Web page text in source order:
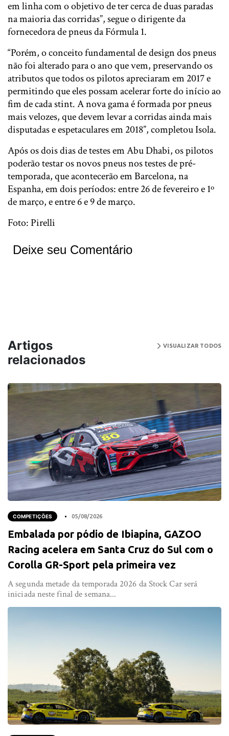
em linha com o objetivo de ter cerca de duas paradas
na maioria das corridas”, segue o dirigente da
fornecedora de pneus da Fórmula 1.
“Porém, o conceito fundamental de design dos pneus
não foi alterado para o ano que vem, preservando os
atributos que todos os pilotos apreciaram em 2017 e
permitindo que eles possam acelerar forte do início ao
fim de cada stint. A nova gama é formada por pneus
mais velozes, que devem levar a corridas ainda mais
disputadas e espetaculares em 2018”, completou Isola.
Após os dois dias de testes em Abu Dhabi, os pilotos
poderão testar os novos pneus nos testes de pré-
temporada, que acontecerão em Barcelona, na
Espanha, em dois períodos: entre 26 de fevereiro e 1º
de março, e entre 6 e 9 de março.
Foto: Pirelli
Deixe seu Comentário
Artigos
relacionados
VISUALIZAR TODOS
COMPETIÇÕES 05/08/2026
Embalada por pódio de Ibiapina, GAZOO
Racing acelera em Santa Cruz do Sul com o
Corolla GR-Sport pela primeira vez
A segunda metade da temporada 2026 da Stock Car será
iniciada neste final de semana...